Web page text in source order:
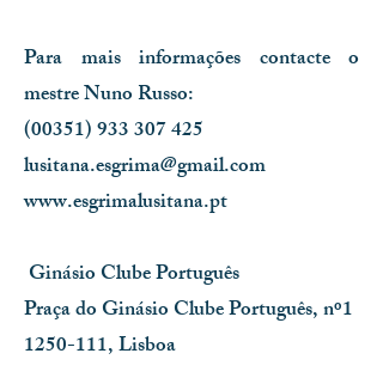
Para mais informações contacte o
mestre Nuno Russo:
(00351)933 307 425
lusitana.esgrima@gmail.com
www.esgrimalusitana.pt
Ginásio Clube Português
Praça do Ginásio Clube Português, nº1
1250-111, Lisboa